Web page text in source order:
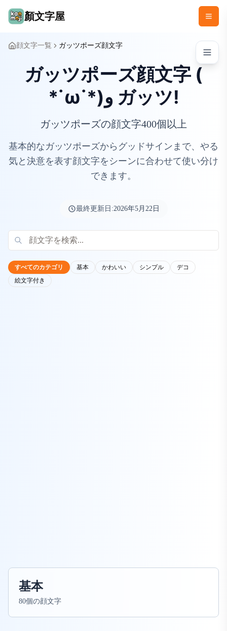
顏文字屋
顔文字一覧 ガッツポーズ顔文字
ガッツポーズ顔文字 (
*˙ω˙*)و ガッツ!
ガッツポーズの顔文字400個以上
基本的なガッツポーズからグッドサインまで、やる
気と決意を表す顔文字をシーンに合わせて使い分け
できます。
最終更新日:2026年5月22日
すべてのカテゴリ 基本 かわいい シンプル
デコ
絵文字付き
基本
80個の顔文字